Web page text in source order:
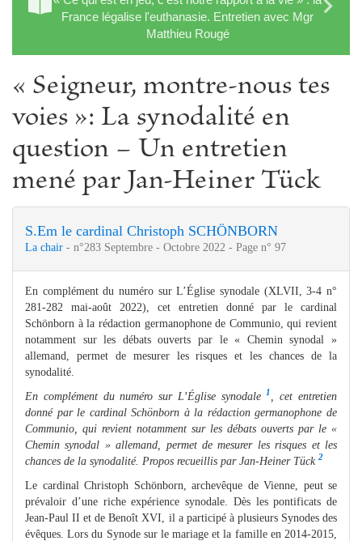
France légalise l'euthanasie. Entretien avec Mgr
Matthieu Rougé
« Seigneur, montre-nous tes
voies »: La synodalité en
question − Un entretien
mené par Jan-Heiner Tück
S.Em le cardinal Christoph SCHÖNBORN
La chair - n°283 Septembre - Octobre 2022 - Page n° 97
En complément du numéro sur L’Église synodale (XLVII, 3-4 n°
281-282 mai-août 2022), cet entretien donné par le cardinal
Schönborn à la rédaction germanophone de Communio, qui revient
notamment sur les débats ouverts par le « Chemin synodal »
allemand, permet de mesurer les risques et les chances de la
synodalité.
En complément du numéro sur L’Église synodale1
, cet entretien
donné par le cardinal Schönborn à la rédaction germanophone de
Communio, qui revient notamment sur les débats ouverts par le «
Chemin synodal » allemand, permet de mesurer les risques et les
chances de la synodalité. Propos recueillis par Jan-Heiner Tück 2
Le cardinal Christoph Schönborn, archevêque de Vienne, peut se
prévaloir d’une riche expérience synodale. Dès les pontificats de
Jean-Paul II et de Benoît XVI, il a participé à plusieurs Synodes des
évêques. Lors du Synode sur le mariage et la famille en 2014-2015,